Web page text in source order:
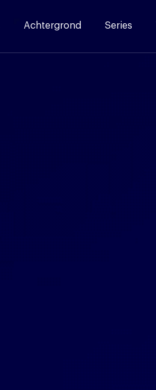
Achtergrond Series